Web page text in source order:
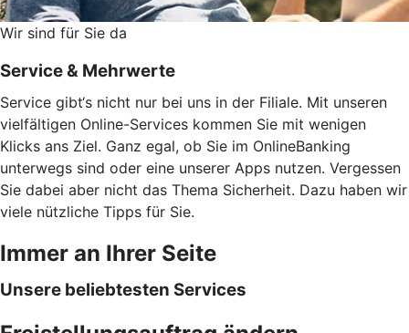
Wir sind für Sie da
Service & Mehrwerte
Service gibt‘s nicht nur bei uns in der Filiale. Mit unseren
vielfältigen Online-Services kommen Sie mit wenigen
Klicks ans Ziel. Ganz egal, ob Sie im OnlineBanking
unterwegs sind oder eine unserer Apps nutzen. Vergessen
Sie dabei aber nicht das Thema Sicherheit. Dazu haben wir
viele nützliche Tipps für Sie.
Immer an Ihrer Seite
Unsere beliebtesten Services